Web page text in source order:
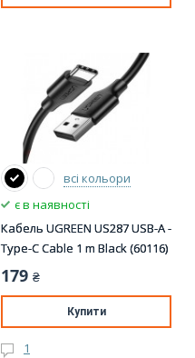
всі кольори
є в наявності
Кабель UGREEN US287 USB-A -
Type-C Cable 1 m Black (60116)
179 ₴
Купити
1